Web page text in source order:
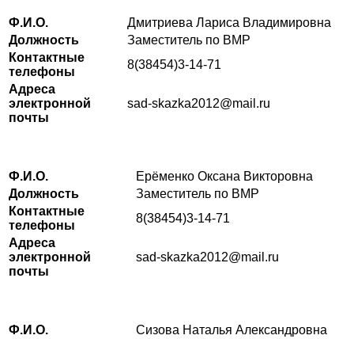
Ф.И.О.
Дмитриева Лариса Владимировна
Должность
Заместитель по ВМР
Контактные
телефоны
8(38454)3-14-71
Адреса
электронной
почты
sad-skazka2012@mail.ru
Ф.И.О.
Ерёменко Оксана Викторовна
Должность
Заместитель по ВМР
Контактные
телефоны
8(38454)3-14-71
Адреса
электронной
почты
sad-skazka2012@mail.ru
Ф.И.О.
Сизова Наталья Александровна